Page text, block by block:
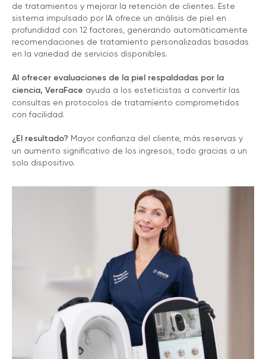
de tratamientos y mejorar la retención de clientes. Este
sistema impulsado por IA ofrece un análisis de piel en
profundidad con 12 factores, generando automáticamente
recomendaciones de tratamiento personalizadas basadas
en la variedad de servicios disponibles.
Al ofrecer evaluaciones de la piel respaldadas por la
ciencia, VeraFace ayuda a los esteticistas a convertir las
consultas en protocolos de tratamiento comprometidos
con facilidad.
¿El resultado? Mayor confianza del cliente, más reservas y
un aumento significativo de los ingresos, todo gracias a un
solo dispositivo.